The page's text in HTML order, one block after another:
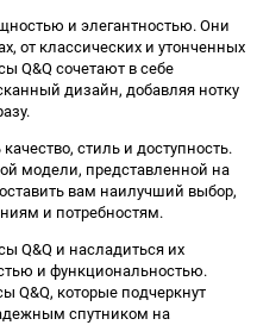
и элегантностью. Они
от классических и утонченных
Q&Q сочетают в себе
дизайн, добавляя нотку
стиль и доступность.
модели, представленной на
вам наилучший выбор,
и потребностям.
Q&Q и насладиться их
и функциональностью.
Q&Q, которые подчеркнут
спутником на